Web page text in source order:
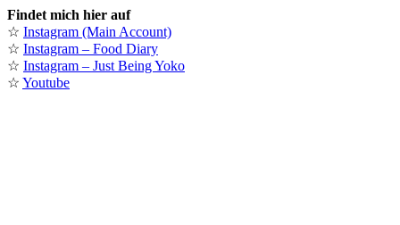
Findet mich hier auf
☆ Instagram (Main Account)
☆ Instagram – Food Diary
☆ Instagram – Just Being Yoko
☆ Youtube